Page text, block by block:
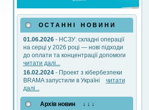
О С Т А Н Н І Н О В И Н И
01.06.2026- НСЗУ: складні операції
на серці у 2026 році — нові підходи
до оплати та концентрації допомоги
читати далі...
16.02.2024- Проект з кібербезпеки
BRAMA запустили в Україні читати
далі...
Архів новин ↓ ↓ ↓